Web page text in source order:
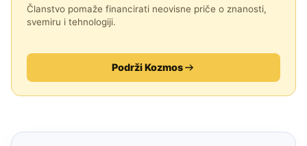
Članstvo pomaže financirati neovisne priče o znanosti,
svemiru i tehnologiji.
Podrži Kozmos